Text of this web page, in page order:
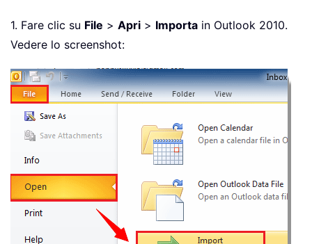
1. Fare clic su File > Apri > Importa in Outlook 2010.
Vedere lo screenshot: